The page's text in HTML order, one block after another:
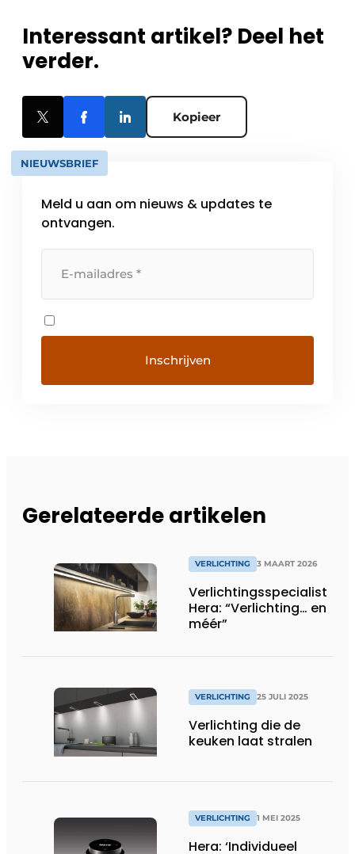
Interessant artikel? Deel het
verder.
Kopieer
NIEUWSBRIEF
Meld u aan om nieuws & updates te
ontvangen.
Gerelateerde artikelen
VERLICHTING 3 MAART 2026
Verlichtingsspecialist
Hera: “Verlichting… en
méér”
VERLICHTING 25 JULI 2025
Verlichting die de
keuken laat stralen
VERLICHTING 1 MEI 2025
Hera: ‘Individueel